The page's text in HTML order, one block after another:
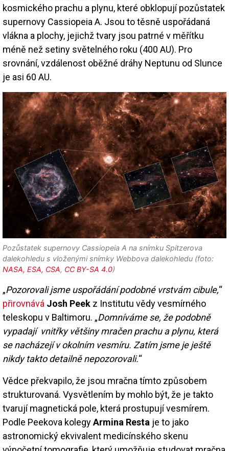
kosmického prachu a plynu, které obklopují pozůstatek
supernovy Cassiopeia A. Jsou to těsně uspořádaná
vlákna a plochy, jejichž tvary jsou patrné v měřítku
méně než setiny světelného roku (400 AU). Pro
srovnání, vzdálenost oběžné dráhy Neptunu od Slunce
je asi 60 AU.
Pozůstatek supernovy Cassiopeia A na snímku Spitzerova
dalekohledu s vloženými snímky Webbova dalekohledu (foto:
NASA, ESA, CSA, CC BY-SA 4.0)
„Pozorovali jsme uspořádání podobné vrstvám cibule,“
přirovnává Josh Peek z Institutu vědy vesmírného
teleskopu v Baltimoru. „Domníváme se, že podobně
vypadají vnitřky většiny mračen prachu a plynu, která
se nacházejí v okolním vesmíru. Zatím jsme je ještě
nikdy takto detailně nepozorovali.“
Vědce překvapilo, že jsou mračna tímto způsobem
strukturovaná. Vysvětlením by mohlo být, že je takto
tvarují magnetická pole, která prostupují vesmírem.
Podle Peekova kolegyArmina Resta je to jako
astronomický ekvivalent medicínského skenu